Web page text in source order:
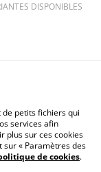
DISPONIBLES
de
de petits fichiers qui
services afin
plus sur ces cookies
« Paramètres des
de cookies.